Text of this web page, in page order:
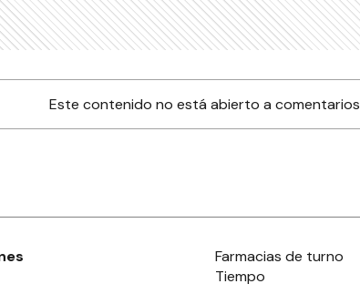
Este contenido no está abierto a comentarios
Farmacias de turno
Tiempo